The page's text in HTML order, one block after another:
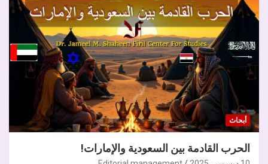
أبحاث
الحرب القادمة بين السعودية والإمارات!